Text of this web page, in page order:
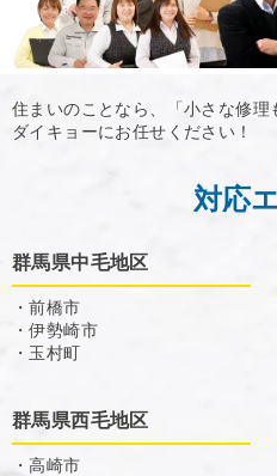
住まいのことなら、「小さな修
ダイキョーにお任せください！
対応
群馬県中毛地区
・前橋市
・伊勢崎市
・玉村町
群馬県西毛地区
・高崎市